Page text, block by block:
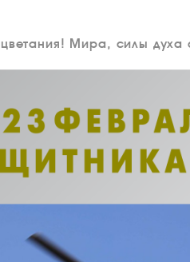
Мира, силы духа